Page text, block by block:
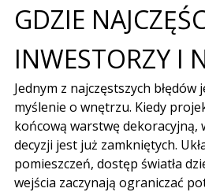
GDZIE
INWESTORZY I
Jednym z najczęstszych
myślenie o wnętrzu. Kiedy
końcową warstwę dekoracyjną,
decyzji jest już zamkniętych.
pomieszczeń, dostęp światła
wejścia zaczynają ograniczać